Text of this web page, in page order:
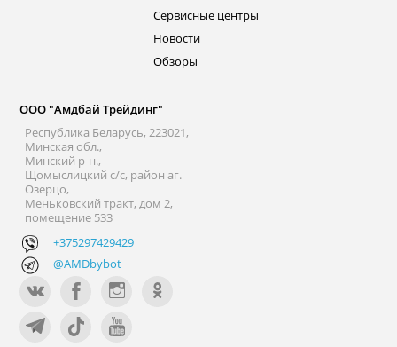
Сервисные центры
Новости
Обзоры
ООО "Амдбай Трейдинг"
Республика Беларусь, 223021,
Минская обл.,
Минский р-н.,
Щомыслицкий с/с, район аг.
Озерцо,
Меньковский тракт, дом 2,
помещение 533
+375297429429
@AMDbybot